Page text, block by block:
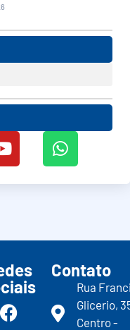
Contato
Rua
Glicerio,
Centro -